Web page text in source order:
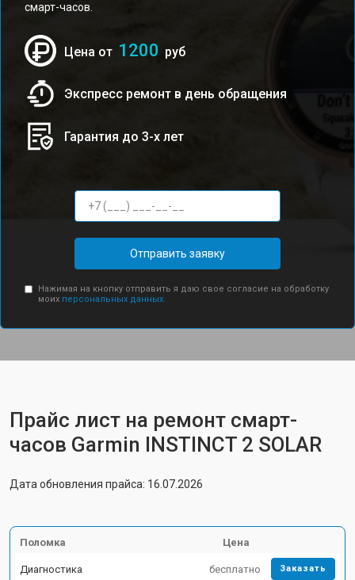
смарт-часов.
Цена от 1200 руб
Экспресс ремонт в день обращения
Гарантия до 3-х лет
Отправить заявку
Нажимая на кнопку отправить я даю свое согласие на обработку
моих персональных данных.
Прайс лист на ремонт смарт-
часов Garmin INSTINCT 2 SOLAR
Дата обновления прайса: 16.07.2026
Поломка Цена
Диагностика бесплатно Заказать